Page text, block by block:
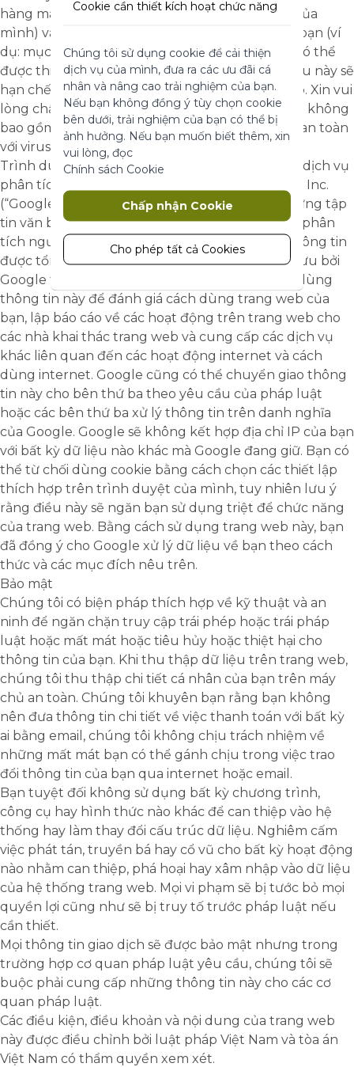
hàng mà không cần phải nhập lại địa chỉ email của
mình) và không đòi hỏi bất kỳ thông tin nào về bạn (ví
dụ: mục tiêu quảng cáo). Trình duyệt của bạn có thể
được thiết lập không sử dụng cookie nhưng điều này sẽ
hạn chế quyền sử dụng của bạn trên trang web. Xin vui
lòng chấp nhận cam kết của chúng tôi là cookie không
bao gồm bất cứ chi tiết cá nhân riêng tư nào và an toàn
với virus.
Trình duyệt này sử dụng Google Analytics, một dịch vụ
phân tích trang web được cung cấp bởi Google, Inc.
(“Google”). Google Analytics dùng cookie, là những tập
tin văn bản đặt trong máy tính để giúp website phân
tích người dùng vào trang web như thế nào. Thông tin
được tổng hợp từ cookie sẽ được truyền tới và lưu bởi
Google trên các máy chủ tại Hoa Kỳ. Google sẽ dùng
thông tin này để đánh giá cách dùng trang web của
bạn, lập báo cáo về các hoạt động trên trang web cho
các nhà khai thác trang web và cung cấp các dịch vụ
khác liên quan đến các hoạt động internet và cách
dùng internet. Google cũng có thể chuyển giao thông
tin này cho bên thứ ba theo yêu cầu của pháp luật
hoặc các bên thứ ba xử lý thông tin trên danh nghĩa
của Google. Google sẽ không kết hợp địa chỉ IP của bạn
với bất kỳ dữ liệu nào khác mà Google đang giữ. Bạn có
thể từ chối dùng cookie bằng cách chọn các thiết lập
thích hợp trên trình duyệt của mình, tuy nhiên lưu ý
rằng điều này sẽ ngăn bạn sử dụng triệt để chức năng
của trang web. Bằng cách sử dụng trang web này, bạn
đã đồng ý cho Google xử lý dữ liệu về bạn theo cách
thức và các mục đích nêu trên.
Bảo mật
Chúng tôi có biện pháp thích hợp về kỹ thuật và an
ninh để ngăn chặn truy cập trái phép hoặc trái pháp
luật hoặc mất mát hoặc tiêu hủy hoặc thiệt hại cho
thông tin của bạn. Khi thu thập dữ liệu trên trang web,
chúng tôi thu thập chi tiết cá nhân của bạn trên máy
chủ an toàn. Chúng tôi khuyên bạn rằng bạn không
nên đưa thông tin chi tiết về việc thanh toán với bất kỳ
ai bằng email, chúng tôi không chịu trách nhiệm về
những mất mát bạn có thể gánh chịu trong việc trao
đổi thông tin của bạn qua internet hoặc email.
Bạn tuyệt đối không sử dụng bất kỳ chương trình,
công cụ hay hình thức nào khác để can thiệp vào hệ
thống hay làm thay đổi cấu trúc dữ liệu. Nghiêm cấm
việc phát tán, truyền bá hay cổ vũ cho bất kỳ hoạt động
nào nhằm can thiệp, phá hoại hay xâm nhập vào dữ liệu
của hệ thống trang web. Mọi vi phạm sẽ bị tước bỏ mọi
quyền lợi cũng như sẽ bị truy tố trước pháp luật nếu
cần thiết.
Mọi thông tin giao dịch sẽ được bảo mật nhưng trong
trường hợp cơ quan pháp luật yêu cầu, chúng tôi sẽ
buộc phải cung cấp những thông tin này cho các cơ
quan pháp luật.
Các điều kiện, điều khoản và nội dung của trang web
này được điều chỉnh bởi luật pháp Việt Nam và tòa án
Việt Nam có thẩm quyền xem xét.
Cookie cần thiết kích hoạt chức năng
thể hoạt động bình thường. Chúng
giúp làm cho một trang web có thể sử
dụng được bằng cách kích hoạt chức
năng cơ bản.
Thông số sản phẩm
Cookie tiếp thị được sử dụng để theo
dõi và thu thập các hành động của
khách truy cập trên trang web. Cookie
lưu trữ dữ liệu người dùng và thông tin
cáo nhắm mục tiêu đến nhiều nhóm
đối tượng hơn. Ngoài ra, trải nghiệm
người dùng tùy chỉnh hơn có thể
được cung cấp theo thông tin thu
thập được.
Thông số sản phẩm
Phân tích
Một bộ cookie để thu thập thông tin
và báo cáo về số liệu thống kê sử
dụng trang web mà không nhận dạng
cá nhân từng khách truy cập vào
Google.
Thông số sản phẩm
Chúng tôi sử dụng cookie để cải thiện
dịch vụ của mình, đưa ra các ưu đãi cá
nhân và nâng cao trải nghiệm của bạn.
Nếu bạn không đồng ý tùy chọn cookie
bên dưới, trải nghiệm của bạn có thể bị
ảnh hưởng. Nếu bạn muốn biết thêm, xin
vui lòng, đọc
Chính sách Cookie
Chấp nhận Cookie
Cho phép tất cả Cookies